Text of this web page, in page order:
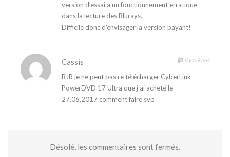
version d’essai a un fonctionnement erratique
dans la lecture des Blurays.
Difficile donc d’envisager la version payant!
Cassis il y a 9 ans
BJR je ne peut pas re télécharger CyberLink
PowerDVD 17 Ultra que j ai acheté le
27.06.2017 comment faire svp
Désolé, les commentaires sont fermés.